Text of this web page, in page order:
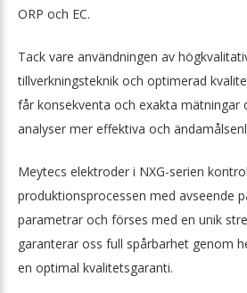
ORP och EC.
Tack vare användningen av
tillverkningsteknik och optimerad
får konsekventa och exakta mätningar
analyser mer effektiva och
Meytecs elektroder i NXG-serien
produktionsprocessen med avseende
parametrar och förses med en unik
garanterar oss full spårbarhet genom
en optimal kvalitetsgaranti.